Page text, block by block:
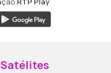
Satélites